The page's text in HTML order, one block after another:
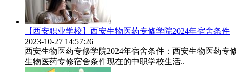
【西安职业学校】西安生物医药专修学院2024年宿舍条件
2023-10-27 14:57:26
西安生物医药专修学院2024年宿舍条件：西安生物医药
生物医药专修宿舍条件现在的中职学校生活..